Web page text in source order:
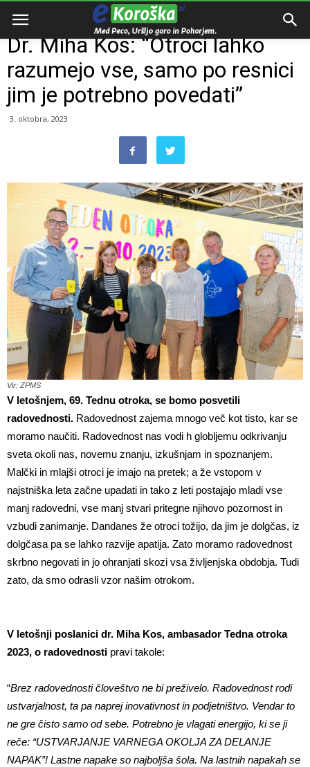
Domov
Dr. Miha Kos: “Otroci lahko
razumejo vse, samo po resnici
jim je potrebno povedati”
3. oktobra, 2023
Vir: ZPMS
V letošnjem, 69. Tednu otroka, se bomo posvetili
radovednosti. Radovednost zajema mnogo več kot tisto, kar se
moramo naučiti. Radovednost nas vodi h globljemu odkrivanju
sveta okoli nas, novemu znanju, izkušnjam in spoznanjem.
Malčki in mlajši otroci je imajo na pretek; a že vstopom v
najstniška leta začne upadati in tako z leti postajajo mladi vse
manj radovedni, vse manj stvari pritegne njihovo pozornost in
vzbudi zanimanje. Dandanes že otroci tožijo, da jim je dolgčas, iz
dolgčasa pa se lahko razvije apatija. Zato moramo radovednost
skrbno negovati in jo ohranjati skozi vsa življenjska obdobja. Tudi
zato, da smo odrasli vzor našim otrokom.
V letošnji poslanici dr. Miha Kos, ambasador Tedna otroka
2023, o radovednosti pravi takole:
“Brez radovednosti človeštvo ne bi preživelo. Radovednost rodi
ustvarjalnost, ta pa naprej inovativnost in podjetništvo. Vendar to
ne gre čisto samo od sebe. Potrebno je vlagati energijo, ki se ji
reče: “USTVARJANJE VARNEGA OKOLJA ZA DELANJE
NAPAK”! Lastne napake so najboljša šola. Na lastnih napakah se